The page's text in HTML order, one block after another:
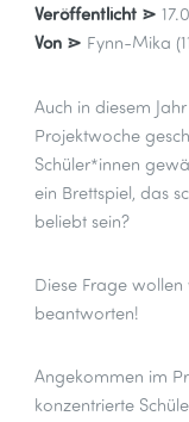
Veröffentlicht ⋗
Von ⋗ Fynn-Mika
Auch in diesem
Projektwoche
Schüler*innen
ein Brettspiel, das
beliebt sein?
Diese Frage
Angekommen im
konzentrierte